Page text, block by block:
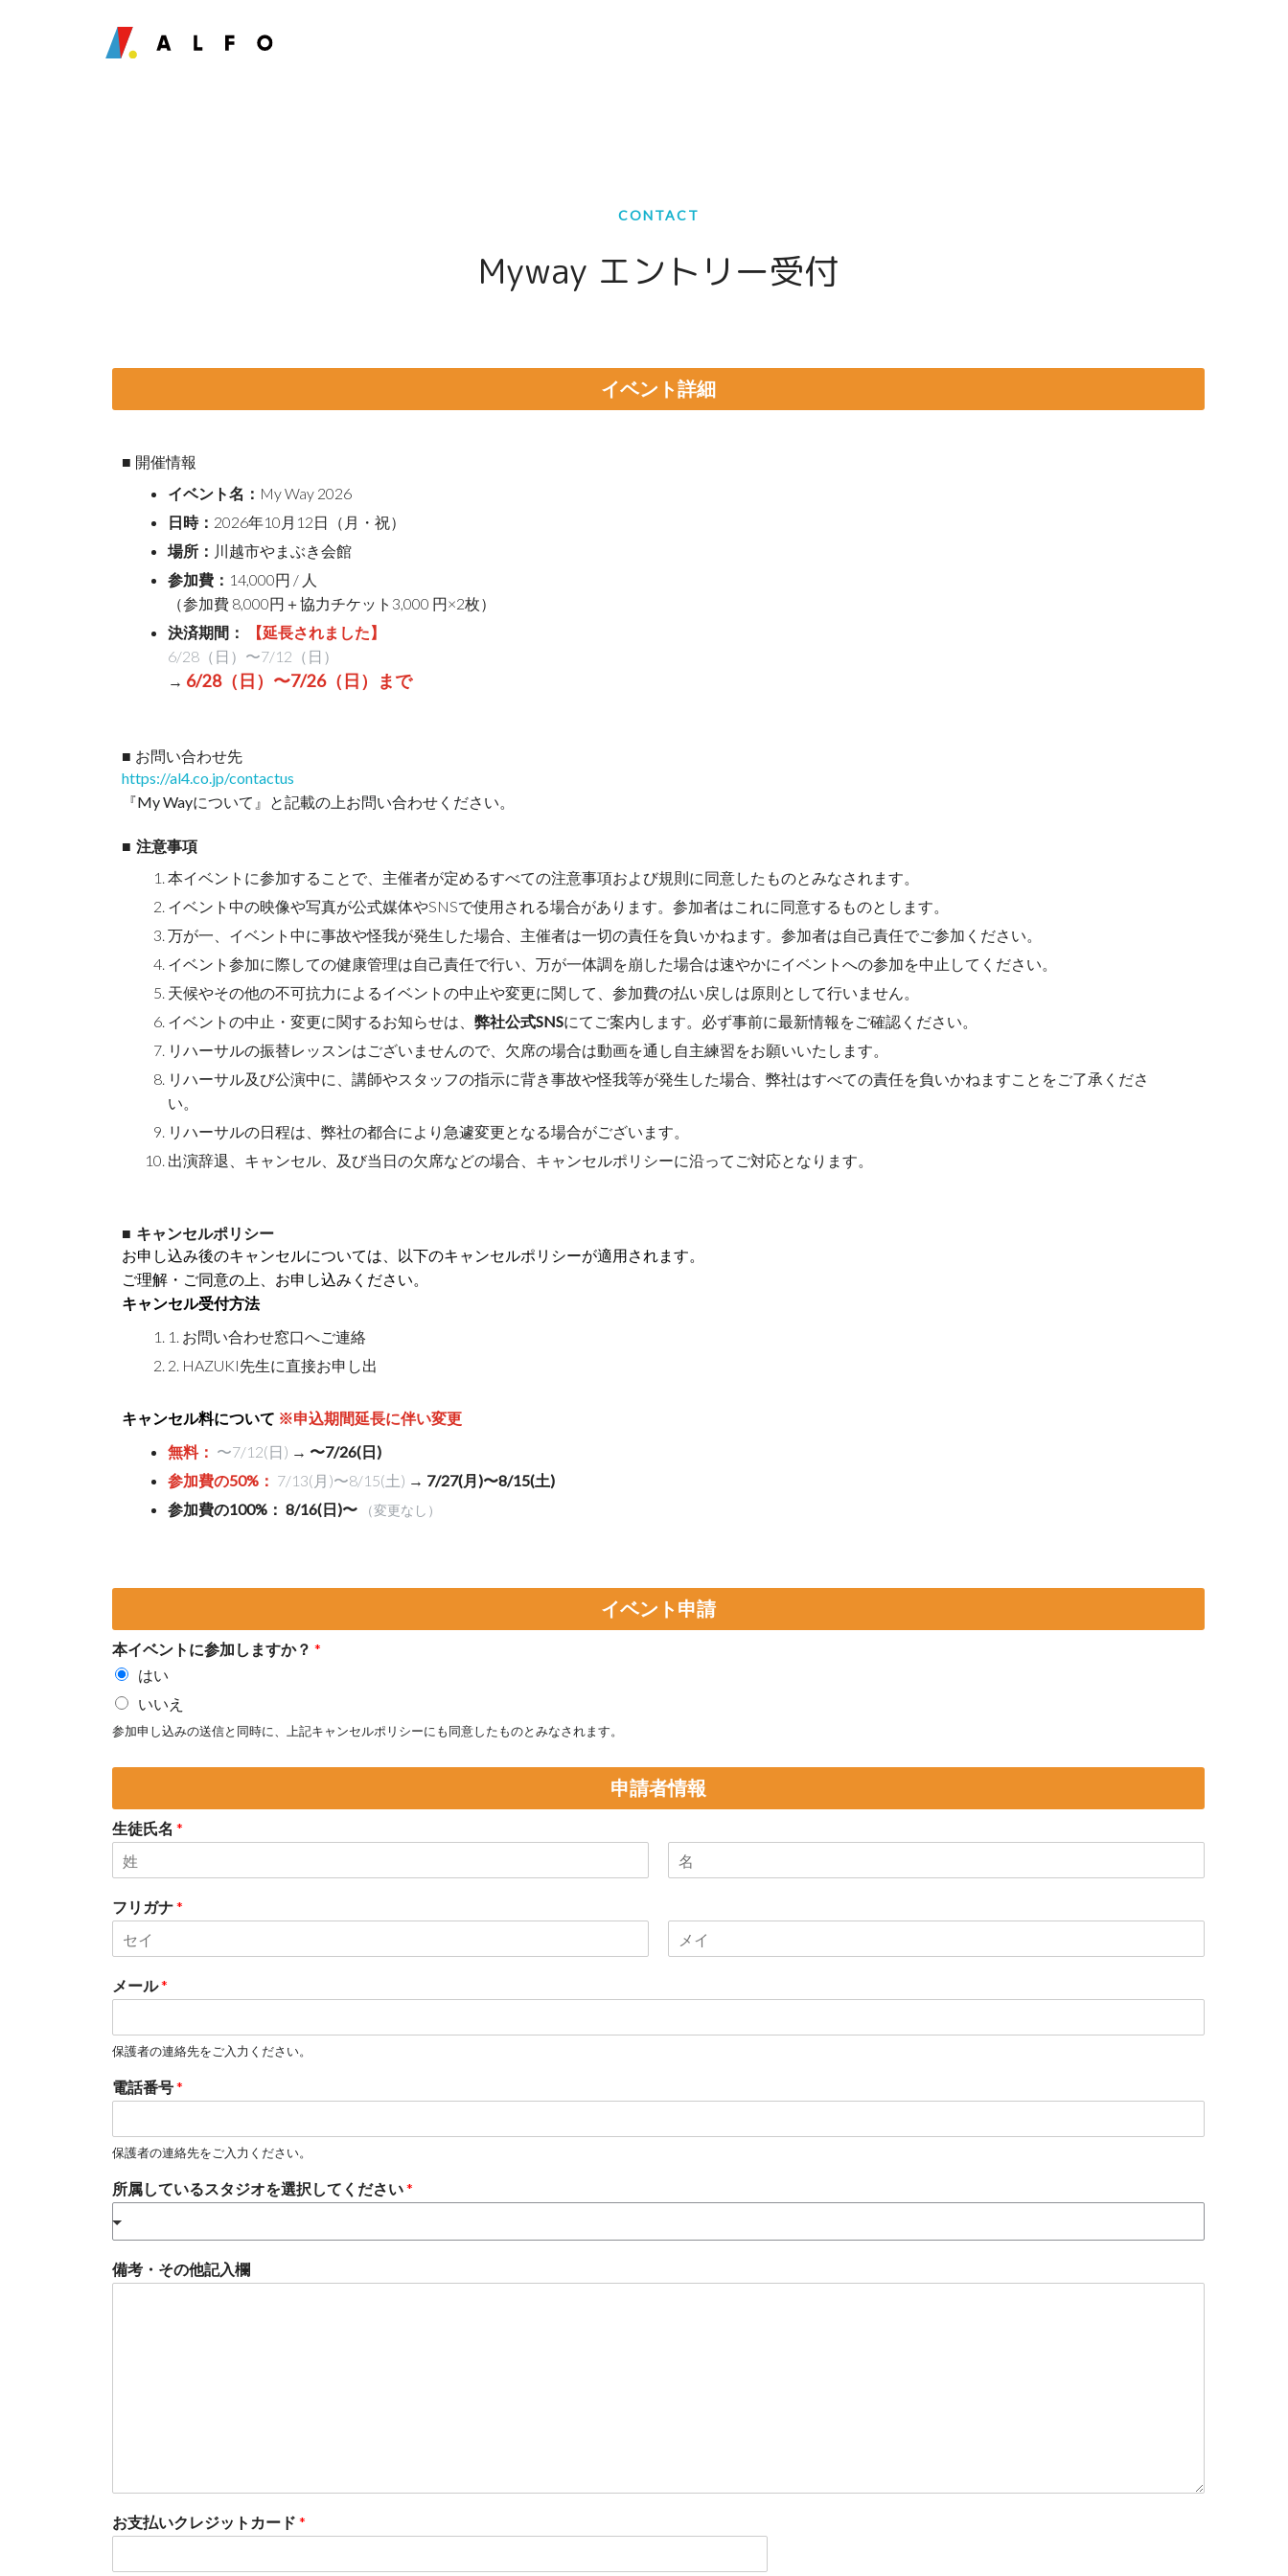
CONTACT
Myway エントリー受付
イベント詳細
■ 開催情報
イベント名： My Way 2026
日時： 2026年10月12日（月・祝）
場所： 川越市やまぶき会館
参加費： 14,000円 / 人
（参加費 8,000円＋協力チケット3,000 円×2枚）
決済期間：
【延長されました】
6/28（日）〜7/12（日）
→ 6/28（日）〜7/26（日）まで
■ お問い合わせ先
https://al4.co.jp/contactus
『My Wayについて』と記載の上お問い合わせください。
■ 注意事項
本イベントに参加することで、主催者が定めるすべての注意事項および規則に同意したものとみなされます。
イベント中の映像や写真が公式媒体やSNSで使用される場合があります。参加者はこれに同意するものとします。
万が一、イベント中に事故や怪我が発生した場合、主催者は一切の責任を負いかねます。参加者は自己責任でご参加ください。
イベント参加に際しての健康管理は自己責任で行い、万が一体調を崩した場合は速やかにイベントへの参加を中止してください。
天候やその他の不可抗力によるイベントの中止や変更に関して、参加費の払い戻しは原則として行いません。
イベントの中止・変更に関するお知らせは、 弊社公式SNSにてご案内します。必ず事前に最新情報をご確認ください。
リハーサルの振替レッスンはございませんので、欠席の場合は動画を通し自主練習をお願いいたします。
リハーサル及び公演中に、講師やスタッフの指示に背き事故や怪我等が発生した場合、弊社はすべての責任を負いかねますことをご了承くださ
い。
リハーサルの日程は、弊社の都合により急遽変更となる場合がございます。
出演辞退、キャンセル、及び当日の欠席などの場合、キャンセルポリシーに沿ってご対応となります。
■ キャンセルポリシー
お申し込み後のキャンセルについては、以下のキャンセルポリシーが適用されます。
ご理解・ご同意の上、お申し込みください。
キャンセル受付方法
1. お問い合わせ窓口へご連絡
2. HAZUKI先生に直接お申し出
キャンセル料について ※申込期間延長に伴い変更
無料： 〜7/12(日) → 〜7/26(日)
参加費の50%： 7/13(月)〜8/15(土) → 7/27(月)〜8/15(土)
参加費の100%： 8/16(日)〜 （変更なし）
イベント申請
本イベントに参加しますか？ *
はい
いいえ
参加申し込みの送信と同時に、上記キャンセルポリシーにも同意したものとみなされます。
申請者情報
生徒氏名 *
フリガナ*
メール*
保護者の連絡先をご入力ください。
電話番号*
保護者の連絡先をご入力ください。
所属しているスタジオを選択してください*
備考・その他記入欄
お支払いクレジットカード *